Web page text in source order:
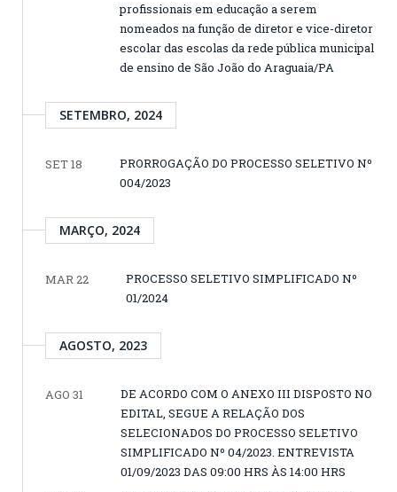
profissionais em educação a serem
nomeados na função de diretor e vice-diretor
escolar das escolas da rede pública municipal
de ensino de São João do Araguaia/PA
SETEMBRO, 2024
SET 18
PRORROGAÇÃO DO PROCESSO SELETIVO Nº
004/2023
MARÇO, 2024
MAR 22
PROCESSO SELETIVO SIMPLIFICADO Nº
01/2024
AGOSTO, 2023
AGO 31
DE ACORDO COM O ANEXO III DISPOSTO NO
EDITAL, SEGUE A RELAÇÃO DOS
SELECIONADOS DO PROCESSO SELETIVO
SIMPLIFICADO Nº 04/2023. ENTREVISTA
01/09/2023 DAS 09:00 HRS ÀS 14:00 HRS